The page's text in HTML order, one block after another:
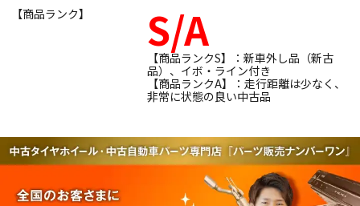
【商品ランク】
S/A
【商品ランクS】：新車外し品（新古
品）、イボ・ライン付き
【商品ランクA】：走行距離は少なく、
非常に状態の良い中古品